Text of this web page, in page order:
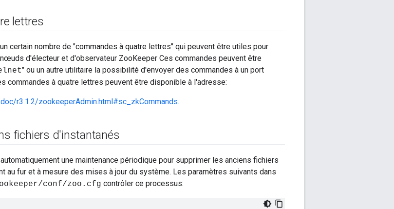
lettres
certain nombre de "commandes à quatre lettres" qui peuvent être utiles pour
d'électeur et d'observateur ZooKeeper Ces commandes peuvent être
" ou un autre utilitaire la possibilité d'envoyer des commandes à un port
commandes à quatre lettres peuvent être disponible à l'adresse:
r3.1.2/zookeeperAdmin.html#sc_zkCommands.
fichiers d'instantanés
une maintenance périodique pour supprimer les anciens fichiers
au fur et à mesure des mises à jour du système. Les paramètres suivants dans
conf/zoo.cfg contrôler ce processus: